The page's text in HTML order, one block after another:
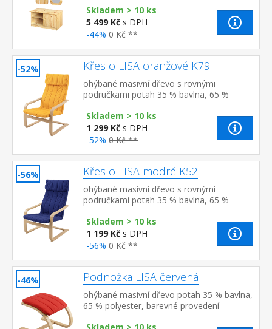
policí (š/h/v) 47 × 20 × ...
Skladem > 10 ks
5 499 Kč s DPH
-44% 0 Kč **
-52% Křeslo LISA oranžové K79
ohýbané masivní dřevo s rovnými
područkami potah 35 % bavlna, 65 %
Skladem > 10 ks
1 299 Kč s DPH
-52% 0 Kč **
-56% Křeslo LISA modré K52
ohýbané masivní dřevo s rovnými
područkami potah 35 % bavlna, 65 %
doplnit podnožkouu LISA K55
Skladem > 10 ks
1 199 Kč s DPH
-56% 0 Kč **
-46% Podnožka LISA červená
ohýbané masivní dřevo potah 35 % bavlna,
65 % polyester, barevné provedení